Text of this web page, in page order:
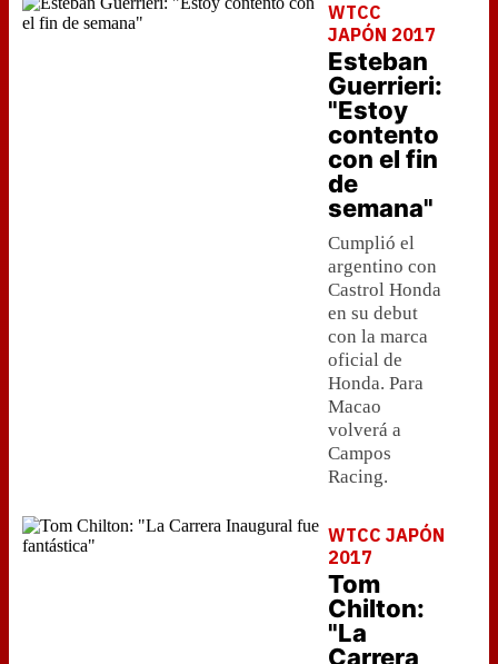
WTCC
JAPÓN 2017
Esteban
Guerrieri:
"Estoy
contento
con el fin
de
semana"
Cumplió el
argentino con
Castrol Honda
en su debut
con la marca
oficial de
Honda. Para
Macao
volverá a
Campos
Racing.
WTCC JAPÓN
2017
Tom
Chilton:
"La
Carrera